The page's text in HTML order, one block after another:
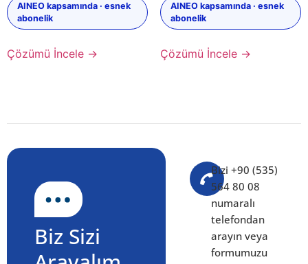
AINEO kapsamında · esnek
abonelik
Çözümü İncele →
AINEO kapsamında · esnek
abonelik
Çözümü İncele →
Biz Sizi
Bizi +90 (535)
564 80 08
numaralı
telefondan
arayın veya
formumuzu